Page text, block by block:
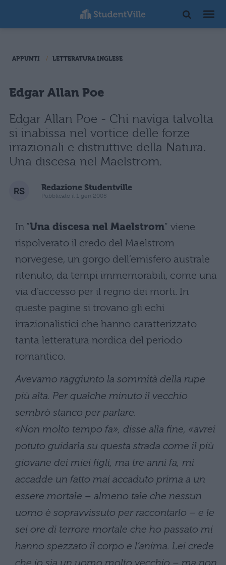
APPUNTI LETTERATURA INGLESE
Edgar Allan Poe
Edgar Allan Poe - Chi naviga talvolta
si inabissa nel vortice delle forze
irrazionali e distruttive della Natura.
Una discesa nel Maelstrom.
Redazione Studentville
Pubblicato il 1 gen 2005
In “Una discesa nel Maelstrom” viene
rispolverato il credo del Maelstrom
norvegese, un gorgo dell’emisfero australe
ritenuto, da tempi immemorabili, come una
via d’accesso per il regno dei morti. In
queste pagine si trovano gli echi
irrazionalistici che hanno caratterizzato
tanta letteratura nordica del periodo
romantico.
Avevamo raggiunto la sommità della rupe
più alta. Per qualche minuto il vecchio
sembrò stanco per parlare.
«Non molto tempo fa», disse alla fine, «avrei
potuto guidarla su questa strada come il più
giovane dei miei figli, ma tre anni fa, mi
accadde un fatto mai accaduto prima a un
essere mortale – almeno tale che nessun
uomo è sopravvissuto per raccontarlo – e le
sei ore di terrore mortale che ho passato mi
hanno spezzato il corpo e l’anima. Lei crede
che io sia un uomo molto vecchio – ma non